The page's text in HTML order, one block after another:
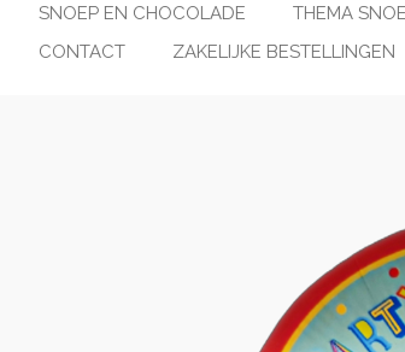
SNOEP EN CHOCOLADE
THEMA
CONTACT
ZAKELIJKE BESTELLINGEN